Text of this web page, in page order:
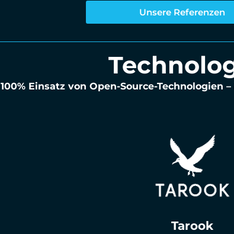
Unsere Referenzen
100% Einsatz von Open-Source-Technologien
Tarook